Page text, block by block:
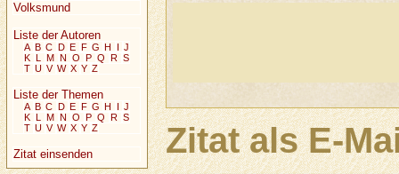
Zitat als E-
Volksmund
Liste der Autoren
A B C D E F G H I J
K L M N O P Q R S
T U V W X Y Z
Liste der Themen
A B C D E F G H I J
K L M N O P Q R S
T U V W X Y Z
Zitat einsenden